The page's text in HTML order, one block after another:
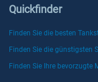
Quickfinder
Finden Sie die besten
Finden Sie die günstigsten
Finden Sie Ihre bevorzugte